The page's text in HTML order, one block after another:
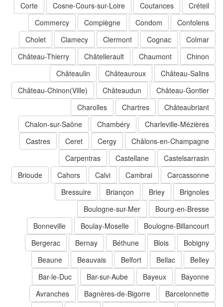
Créteil
Coutances
Cosne-Cours-sur-Loire
Corte
Confolens
Condom
Compiègne
Commercy
Colmar
Cognac
Clermont
Clamecy
Cholet
Chinon
Chaumont
Châtellerault
Château-Thierry
Château-Salins
Châteauroux
Châteaulin
Château-Gontier
Châteaudun
Château-Chinon(Ville)
Châteaubriant
Chartres
Charolles
Charleville-Mézières
Chambéry
Chalon-sur-Saône
Châlons-en-Champagne
Cergy
Ceret
Castres
Castelsarrasin
Castellane
Carpentras
Carcassonne
Cambrai
Calvi
Cahors
Brioude
Brignoles
Briey
Briançon
Bressuire
Bourg-en-Bresse
Boulogne-sur-Mer
Boulogne-Billancourt
Boulay-Moselle
Bonneville
Bobigny
Blois
Béthune
Bernay
Bergerac
Belley
Bellac
Belfort
Beauvais
Beaune
Bayonne
Bayeux
Bar-sur-Aube
Bar-le-Duc
Barcelonnette
Bagnères-de-Bigorre
Avranches